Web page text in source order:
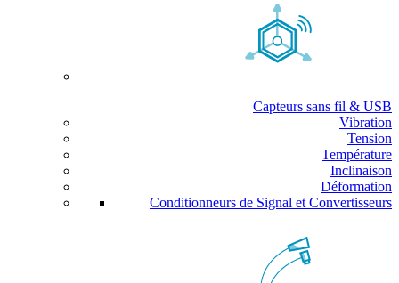
Capteurs sans fil & USB
Vibration
Tension
Température
Inclinaison
Déformation
Conditionneurs de Signal et Convertisseurs